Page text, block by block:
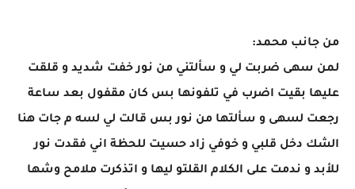
من جانب محمد:
لمن سهى ضربت لي و سألتني من نور خفت شديد و قلقت
عليها بقيت اضرب في تلفونها بس كان مقفول بعد ساعة
رجعت لسهى و سألتها من نور بس قالت لي لسه م جات هنا
الشك دخل قلبي و خوفي زاد حسيت للحظة اني فقدت نور
للأبد و ندمت على الكلام القلتو ليها و اتذكرت ملامح وشها